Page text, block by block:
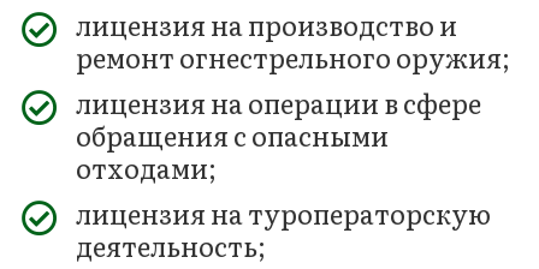
лицензия на производство и
ремонт огнестрельного оружия;
лицензия на операции в сфере
обращения с опасными
отходами;
лицензия на туроператорскую
деятельность;